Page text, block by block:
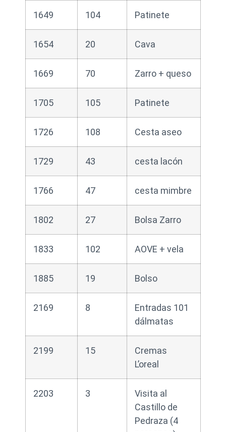
1649 104 Patinete
1654 20 Cava
1669 70 Zarro + queso
1705 105 Patinete
1726 108 Cesta aseo
1729 43 cesta lacón
1766 47 cesta mimbre
1802 27 Bolsa Zarro
1833 102 AOVE + vela
1885 19 Bolso
2169 8
Entradas 101
dálmatas
2199 15
Cremas
L’oreal
2203 3
Visita al
Castillo de
Pedraza (4